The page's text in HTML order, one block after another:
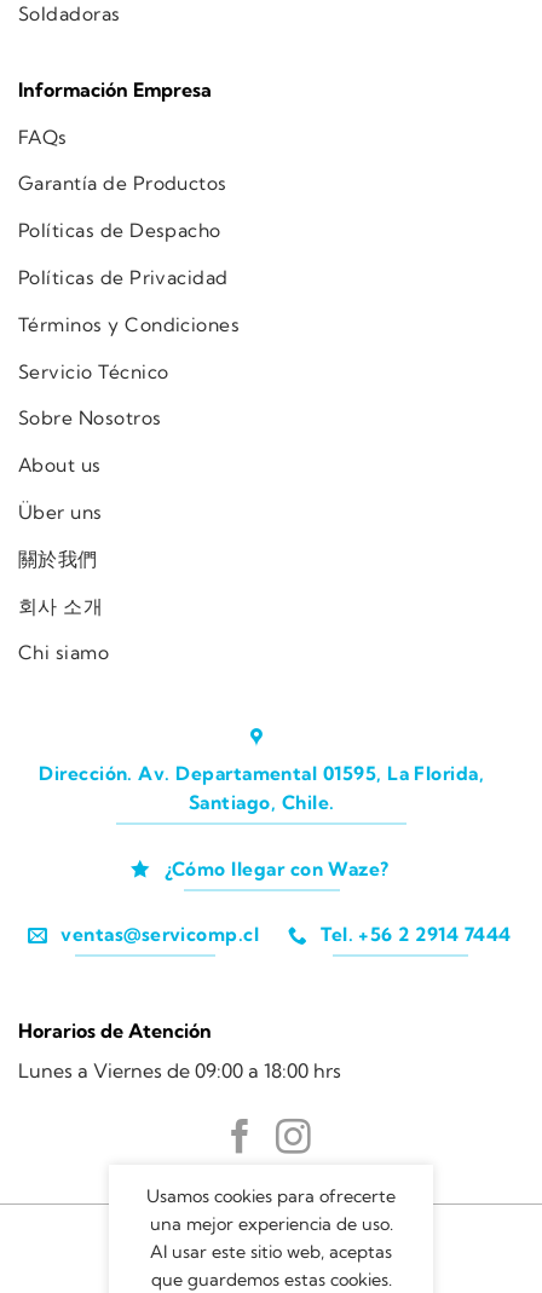
Soldadoras
Información Empresa
FAQs
Garantía de Productos
Políticas de Despacho
Políticas de Privacidad
Términos y Condiciones
Servicio Técnico
Sobre Nosotros
About us
Über uns
關於我們
회사 소개
Chi siamo
Dirección. Av. Departamental 01595, La Florida,
Santiago, Chile.
¿Cómo llegar con Waze?
ventas@servicomp.cl Tel. +56 2 2914 7444
Horarios de Atención
Lunes a Viernes de 09:00 a 18:00 hrs
Usamos cookies para ofrecerte
una mejor experiencia de uso.
Al usar este sitio web, aceptas
que guardemos estas cookies.